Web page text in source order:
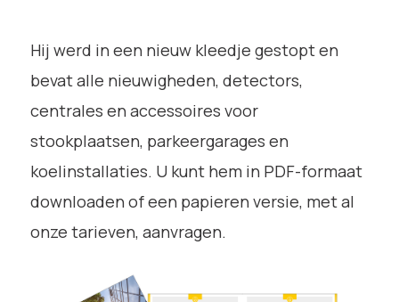
Hij werd in een nieuw kleedje gestopt en
bevat alle nieuwigheden, detectors,
centrales en accessoires voor
stookplaatsen, parkeergarages en
koelinstallaties. U kunt hem in PDF-formaat
downloaden of een papieren versie, met al
onze tarieven, aanvragen.